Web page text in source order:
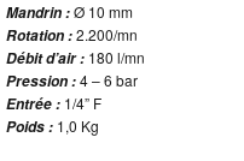
Mandrin :Ø 10 mm
Rotation :2.200/mn
Débit d’air : 180 l/mn
Pression :4 – 6 bar
Entrée : 1/4” F
Poids : 1,0 Kg